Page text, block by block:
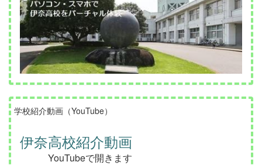
学校紹介動画（YouTube）
伊奈高校紹介動画
YouTubeで開きます